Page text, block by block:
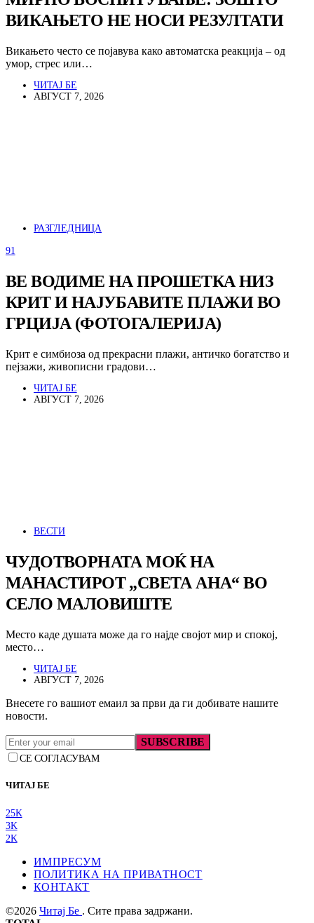
ВИКАЊЕТО НЕ НОСИ РЕЗУЛТАТИ
Викањето често се појавува како автоматска реакција – од
умор, стрес или…
ЧИТАЈ БЕ
АВГУСТ 7, 2026
РАЗГЛЕДНИЦА
91
ВЕ ВОДИМЕ НА ПРОШЕТКА НИЗ
КРИТ И НАЈУБАВИТЕ ПЛАЖИ ВО
ГРЦИЈА (ФОТОГАЛЕРИЈА)
Крит е симбиоза од прекрасни плажи, античко богатство и
пејзажи, живописни градови…
ЧИТАЈ БЕ
АВГУСТ 7, 2026
ВЕСТИ
ЧУДОТВОРНАТА МОЌ НА
МАНАСТИРОТ „СВЕТА АНА“ ВО
СЕЛО МАЛОВИШТЕ
Место каде душата може да го најде својот мир и спокој,
место…
ЧИТАЈ БЕ
АВГУСТ 7, 2026
Внесете го вашиот емаил за први да ги добивате нашите
новости.
SUBSCRIBE
СЕ СОГЛАСУВАМ
ЧИТАЈ БЕ
25K
3K
2K
ИМПРЕСУМ
ПОЛИТИКА НА ПРИВАТНОСТ
КОНТАКТ
©2026 Читај Бе . Сите права задржани.